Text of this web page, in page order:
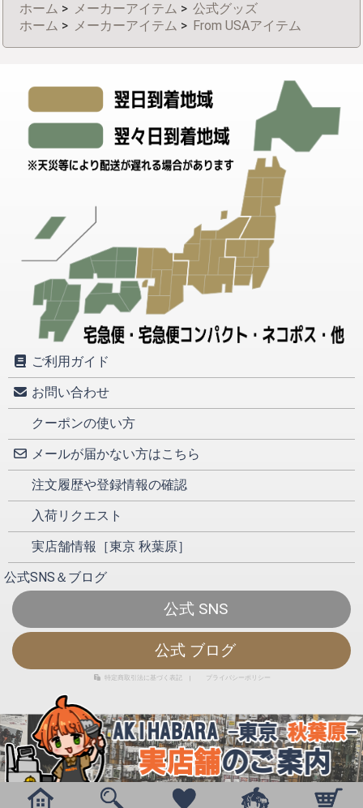
ホーム > メーカーアイテム > 公式グッズ
ホーム > メーカーアイテム > From USAアイテム
ご利用ガイド
お問い合わせ
クーポンの使い方
メールが届かない方はこちら
注文履歴や登録情報の確認
入荷リクエスト
実店舗情報［東京 秋葉原］
公式SNS＆ブログ
公式 SNS
公式 ブログ
特定商取引法に基づく表記 | プライバシーポリシー